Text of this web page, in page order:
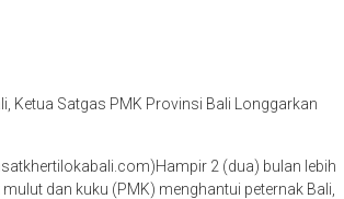
Ketua Satgas PMK Provinsi Bali Longgarkan
2 (dua) bulan lebih
dan kuku (PMK) menghantui peternak Bali,